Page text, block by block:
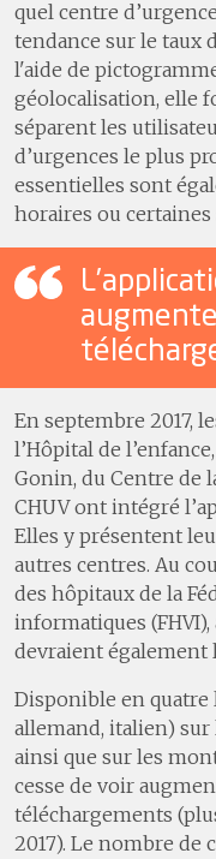
quel centre
tendance sur le taux
l'aide de
géolocalisation, elle
séparent les
d’urgences le plus
essentielles sont
horaires ou
En septembre 2017,
l’Hôpital de
Gonin, du Centre de
CHUV ont intégré
Elles y présentent
autres centres. Au
des hôpitaux de la
informatiques
devraient également
Disponible en quatre
allemand, italien) sur
ainsi que sur les
cesse de voir
téléchargements
2017). Le nombre